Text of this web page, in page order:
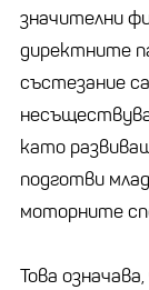
значителни
директните
състезание
като
подготви
моторните
Това